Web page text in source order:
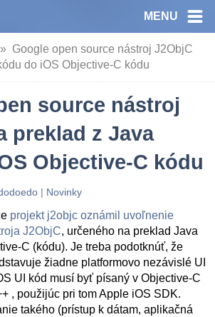
MENU
Google open source nástroj J2ObjC
do iOS Objective-C kódu
source nástroj
preklad z Java
Objective-C kódu
| Novinky
projekt j2objc oznámil uvoľnenie
J2ObjC, určeného na preklad Java
C (kódu). Je treba podotknúť, že
žiadne platformovo nezávislé UI
UI kód musí byť písaný v Objective-C
, použijúc pri tom Apple iOS SDK.
takého (prístup k dátam, aplikačná